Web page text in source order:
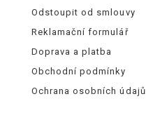
Odstoupit od smlouvy
Reklamační formulář
Doprava a platba
Obchodní podmínky
Ochrana osobních údajů